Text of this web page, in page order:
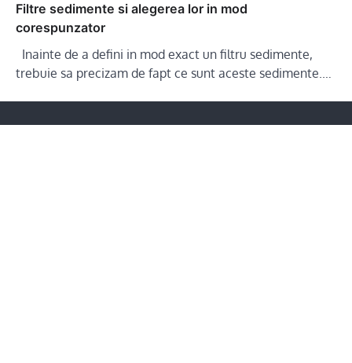
Filtre sedimente si alegerea lor in mod
corespunzator
Inainte de a defini in mod exact un filtru sedimente,
trebuie sa precizam de fapt ce sunt aceste sedimente.…